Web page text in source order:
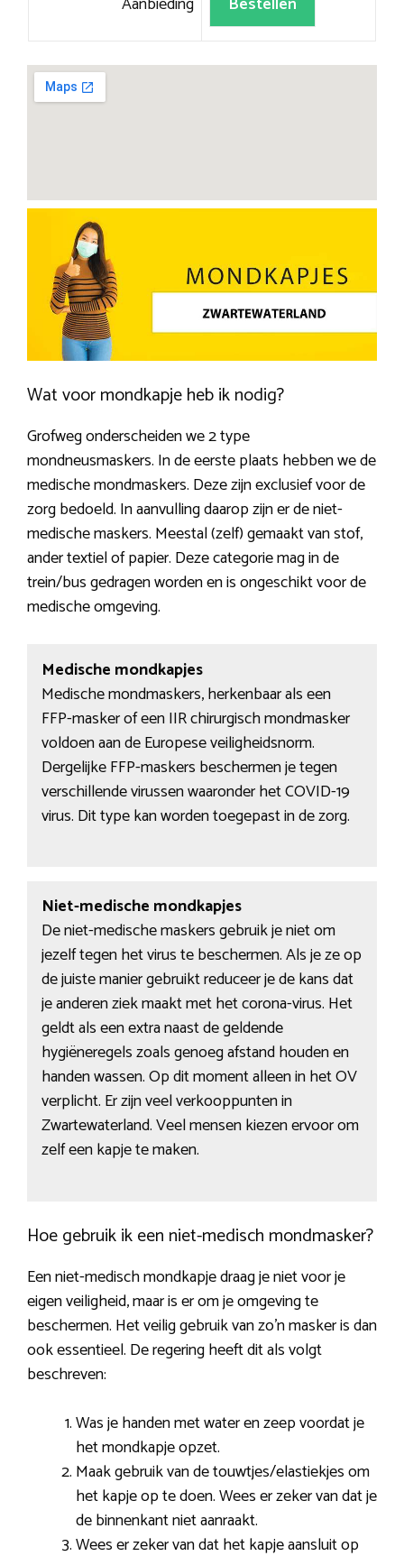
Wat voor mondkapje heb ik nodig?
Grofweg onderscheiden we 2 type
mondneusmaskers. In de eerste plaats hebben we de
medische mondmaskers. Deze zijn exclusief voor de
zorg bedoeld. In aanvulling daarop zijn er de niet-
medische maskers. Meestal (zelf) gemaakt van stof,
ander textiel of papier. Deze categorie mag in de
trein/bus gedragen worden en is ongeschikt voor de
medische omgeving.
Medische mondkapjes
Medische mondmaskers, herkenbaar als een
FFP-masker of een IIR chirurgisch mondmasker
voldoen aan de Europese veiligheidsnorm.
Dergelijke FFP-maskers beschermen je tegen
verschillende virussen waaronder het COVID-19
virus. Dit type kan worden toegepast in de zorg.
Niet-medische mondkapjes
De niet-medische maskers gebruik je niet om
jezelf tegen het virus te beschermen. Als je ze op
de juiste manier gebruikt reduceer je de kans dat
je anderen ziek maakt met het corona-virus. Het
geldt als een extra naast de geldende
hygiëneregels zoals genoeg afstand houden en
handen wassen. Op dit moment alleen in het OV
verplicht. Er zijn veel verkooppunten in
Zwartewaterland. Veel mensen kiezen ervoor om
zelf een kapje te maken.
Hoe gebruik ik een niet-medisch mondmasker?
Een niet-medisch mondkapje draag je niet voor je
eigen veiligheid, maar is er om je omgeving te
beschermen. Het veilig gebruik van zo’n masker is dan
ook essentieel. De regering heeft dit als volgt
beschreven:
Was je handen met water en zeep voordat je
het mondkapje opzet.
Maak gebruik van de touwtjes/elastiekjes om
het kapje op te doen. Wees er zeker van dat je
de binnenkant niet aanraakt.
Wees er zeker van dat het kapje aansluit op